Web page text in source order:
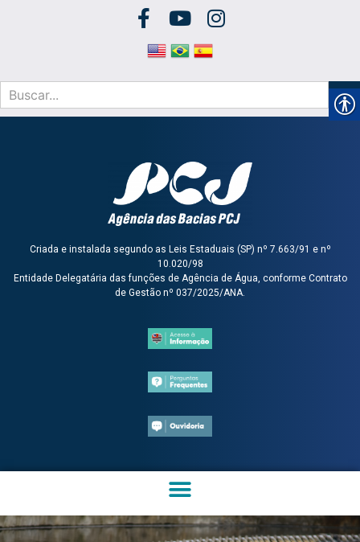
Criada e instalada segundo as Leis Estaduais (SP) nº 7.663/91 e nº
10.020/98
Entidade Delegatária das funções de Agência de Água, conforme Contrato
de Gestão nº 037/2025/ANA.